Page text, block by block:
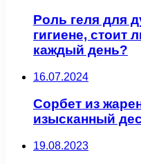
Роль геля для
гигиене, стоит
каждый день?
16.07.2024
Сорбет из
изысканный
19.08.2023